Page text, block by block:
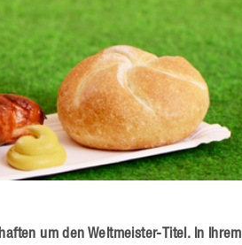
um den Weltmeister-Titel. In Ihrem